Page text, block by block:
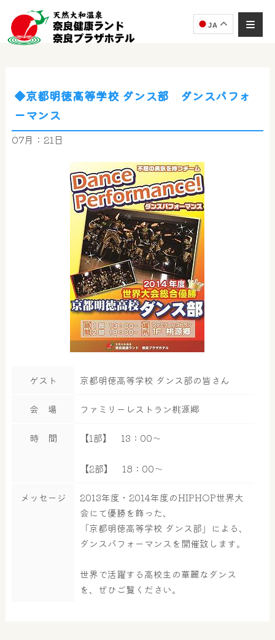
JA
◆京都明徳高等学校 ダンス部 ダンスパフォ
ーマンス
07月：21日
ゲスト 京都明徳高等学校 ダンス部の皆さん
会 場 ファミリーレストラン桃源郷
時 間 【1部】 13：00～
【2部】 18：00～
メッセージ
2013年度・2014年度のHIPHOP世界大
会にて優勝を飾った、
「京都明徳高等学校 ダンス部」による、
ダンスパフォーマンスを開催致します。
世界で活躍する高校生の華麗なダンス
を、ぜひご覧ください。
ご質問をお伺いします。